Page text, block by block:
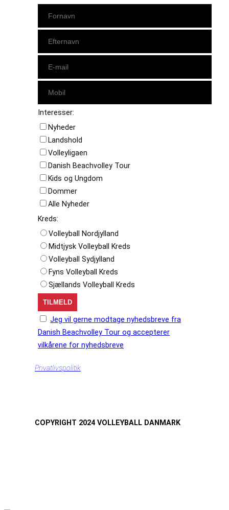
Interesser:
Nyheder
Landshold
Volleyligaen
Danish Beachvolley Tour
Kids og Ungdom
Dommer
Alle Nyheder
Kreds:
Volleyball Nordjylland
Midtjysk Volleyball Kreds
Volleyball Sydjylland
Fyns Volleyball Kreds
Sjællands Volleyball Kreds
Jeg vil gerne modtage nyhedsbreve fra
Danish Beachvolley Tour og accepterer
vilkårene for nyhedsbreve
Privatlivspolitik
COPYRIGHT 2024 VOLLEYBALL DANMARK